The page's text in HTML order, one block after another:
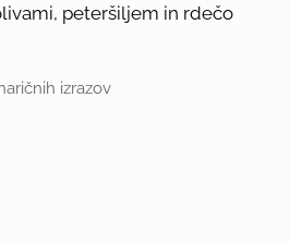
peteršiljem in rdečo
izrazov